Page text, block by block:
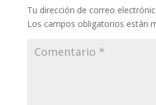
Tu dirección de correo
Los campos obligatorios están